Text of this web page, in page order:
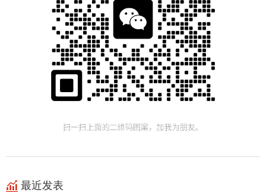
最近发表